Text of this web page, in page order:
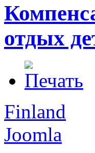
отдых
Finland
Joomla